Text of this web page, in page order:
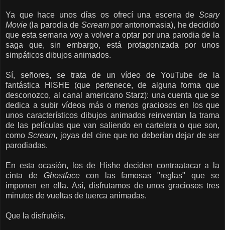
Ya que hace unos días os ofrecí una escena de Scary
Movie (la parodia de Screampor antonomasia), he decidido
que esta semana voy a volver a optar por una parodia de la
saga que, sin embargo, está protagonizada por unos
simpáticos dibujos animados.
Sí, señores, se trata de un vídeo de YouTube de la
fantástica HISHE (que pertenece, de alguna forma que
desconozco, al canal americano Starz): una cuenta que se
dedica a subir vídeos más o menos graciosos en los que
unos característicos dibujos animados reinventan la trama
de las películas que van saliendo en cartelera o que son,
comoScream, joyas del cine que no deberían dejar de ser
parodiadas.
En esta ocasión, los de Hishe deciden contraatacar a la
cinta de Ghostface con las famosas "reglas" que se
imponen en ella. Así, disfrutamos de unos graciosos tres
minutos de vueltas de tuerca animadas.
Que la disfrutéis.